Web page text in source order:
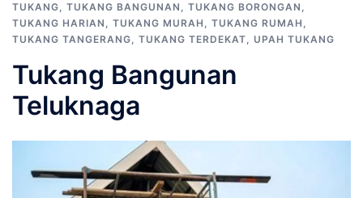
TUKANG, TUKANG BANGUNAN , TUKANG BORONGAN ,
TUKANG HARIAN , TUKANG MURAH , TUKANG RUMAH ,
TUKANG TANGERANG, TUKANG TERDEKAT, UPAH TUKANG
Tukang Bangunan
Teluknaga